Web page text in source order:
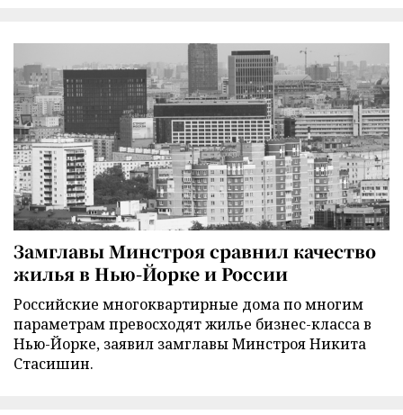
Замглавы Минстроя сравнил качество
жилья в Нью-Йорке и России
Российские многоквартирные дома по многим
параметрам превосходят жилье бизнес-класса в
Нью-Йорке, заявил замглавы Минстроя Никита
Стасишин.